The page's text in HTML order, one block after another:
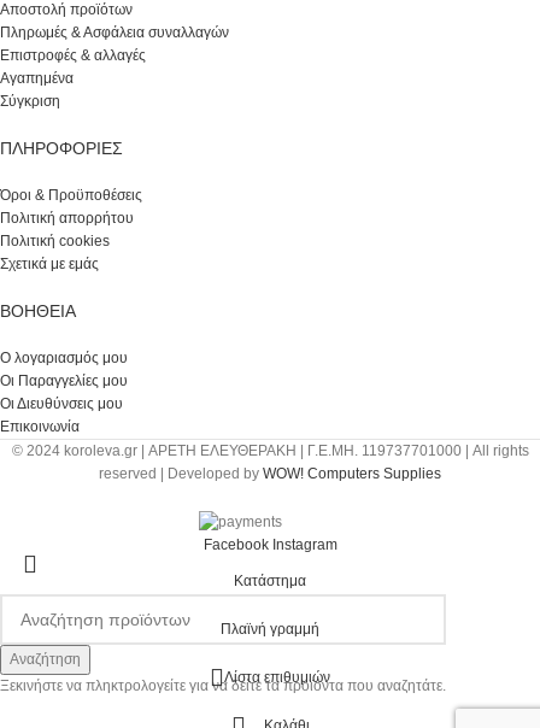
Αποστολή προϊότων
Πληρωμές & Ασφάλεια συναλλαγών
Επιστροφές & αλλαγές
Αγαπημένα
Σύγκριση
ΠΛΗΡΟΦΟΡΙΕΣ
Όροι & Προϋποθέσεις
Πολιτική απορρήτου
Πολιτική cookies
Σχετικά με εμάς
ΒΟΉΘΕΙΑ
Ο λογαριασμός μου
Οι Παραγγελίες μου
Οι Διευθύνσεις μου
Επικοινωνία
© 2024 koroleva.gr | ΑΡΕΤΗ ΕΛΕΥΘΕΡΑΚΗ | Γ.Ε.ΜΗ. 119737701000 | All rights
reserved | Developed by WOW! Computers Supplies
Αναζήτηση
Ξεκινήστε να πληκτρολογείτε για να δείτε τα προϊόντα που αναζητάτε.
Facebook Instagram
Κατάστημα
Πλαϊνή γραμμή
Λίστα επιθυμιών